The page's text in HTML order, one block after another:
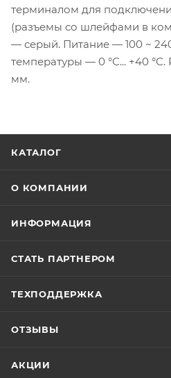
терминалом для
(разъемы со шлейфами в
— серый. Питание — 100 ~
температуры — 0 °С... +40 °С.
мм.
КАТАЛОГ
О КОМПАНИИ
ИНФОРМАЦИЯ
СТАТЬ ПАРТНЕРОМ
ТЕХПОДДЕРЖКА
ОТЗЫВЫ
АКЦИИ